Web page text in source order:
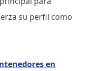
su perfil como
en